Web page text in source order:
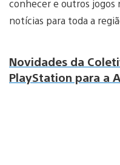
conhecer e outros jogos
notícias para toda a
Novidades da
PlayStation para a